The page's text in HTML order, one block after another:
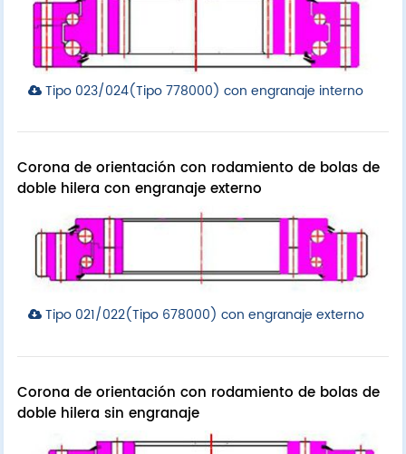
Tipo 023/024(Tipo 778000) con engranaje interno
Corona de orientación con rodamiento de bolas de
doble hilera con engranaje externo
Tipo 021/022(Tipo 678000) con engranaje externo
Corona de orientación con rodamiento de bolas de
doble hilera sin engranaje